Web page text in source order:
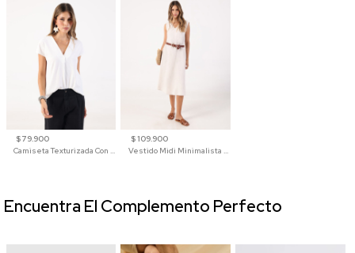
$ 79.900
Camiseta Texturizada Con Cuello En V Para Mujer
$ 109.900
Vestido Midi Minimalista De Silueta Amplia
Encuentra El Complemento Perfecto